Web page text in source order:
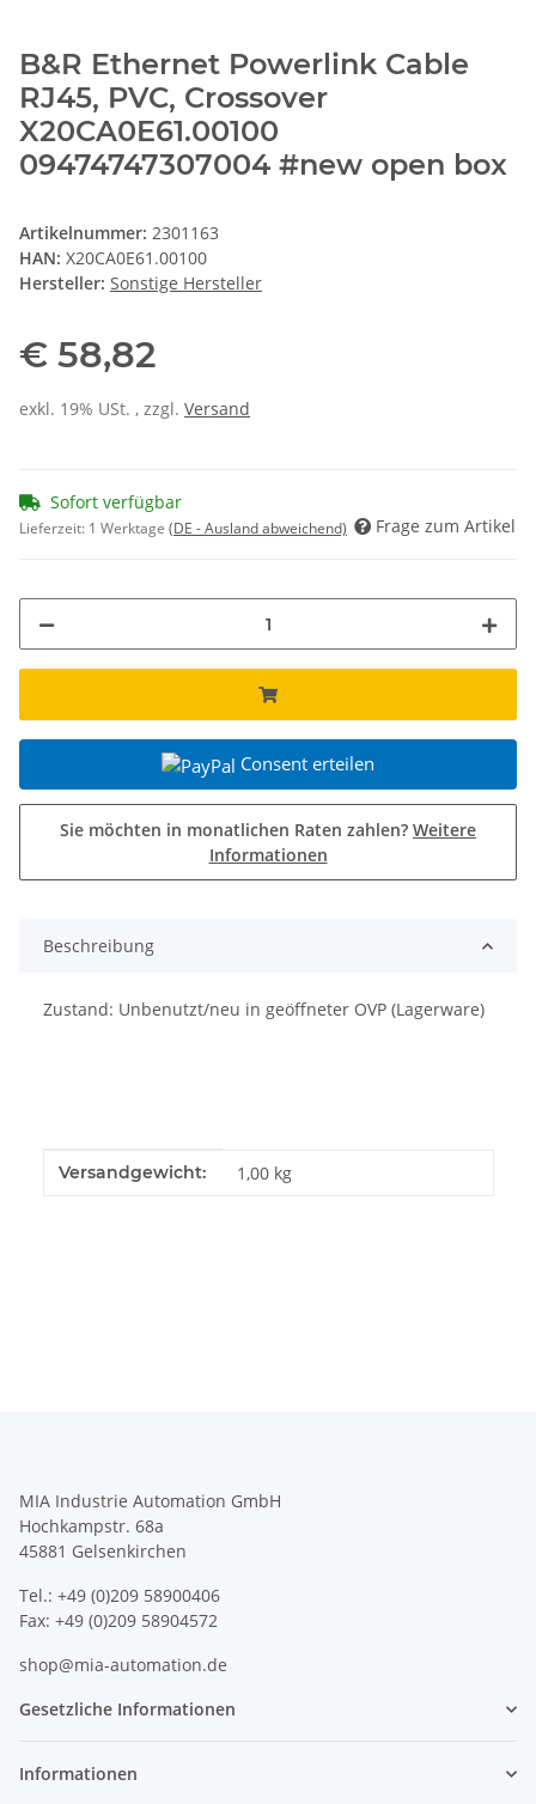
B&R Ethernet Powerlink Cable
RJ45, PVC, Crossover
X20CA0E61.00100
09474747307004 #new open box
Artikelnummer: 2301163
HAN: X20CA0E61.00100
Hersteller: Sonstige Hersteller
€ 58,82
exkl. 19% USt. , zzgl. Versand
Sofort verfügbar
Lieferzeit: 1 Werktage (DE - Ausland abweichend) Frage zum Artikel
Consent erteilen
Sie möchten in monatlichen Raten zahlen? Weitere
Informationen
Beschreibung
Zustand: Unbenutzt/neu in geöffneter OVP (Lagerware)
Produkteigenschaft
Wert
Versandgewicht: 1,00 kg
MIA Industrie Automation GmbH
Hochkampstr. 68a
45881 Gelsenkirchen
Tel.: +49 (0)209 58900406
Fax: +49 (0)209 58904572
shop@mia-automation.de
Gesetzliche Informationen
Informationen